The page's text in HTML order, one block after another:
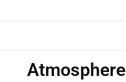
Atmosphere